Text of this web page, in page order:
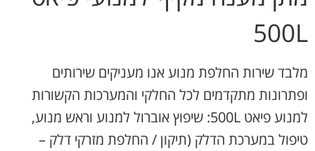
500L
מלבד שירות החלפת מנוע אנו מעניקים שירותים
ופתרונות מתקדמים לכל החלקי והמערכות הקשורות
למנוע פיאט 500L: שיפוץ אוברול למנוע וראש מנוע,
טיפול במערכת הדלק (תיקון / החלפת מזרקי דלק –